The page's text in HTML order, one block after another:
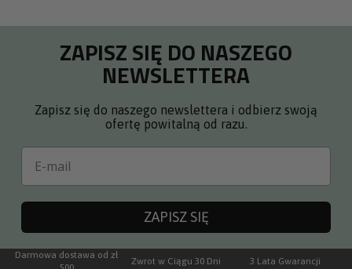
ZAPISZ SIĘ DO NASZEGO
NEWSLETTERA
Zapisz się do naszego newslettera i odbierz swoją
ofertę powitalną od razu.
Email
ZAPISZ SIĘ
Darmowa dostawa od zł
Zwrot w Ciągu 30 Dni 3 Lata Gwarancji